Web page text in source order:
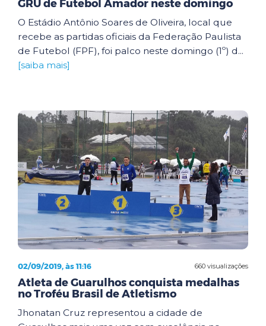
GRU de Futebol Amador neste domingo
O Estádio Antônio Soares de Oliveira, local que
recebe as partidas oficiais da Federação Paulista
de Futebol (FPF), foi palco neste domingo (1º) d...
[saiba mais]
660 visualizações
02/09/2019, às 11:16
Atleta de Guarulhos conquista medalhas
no Troféu Brasil de Atletismo
Jhonatan Cruz representou a cidade de